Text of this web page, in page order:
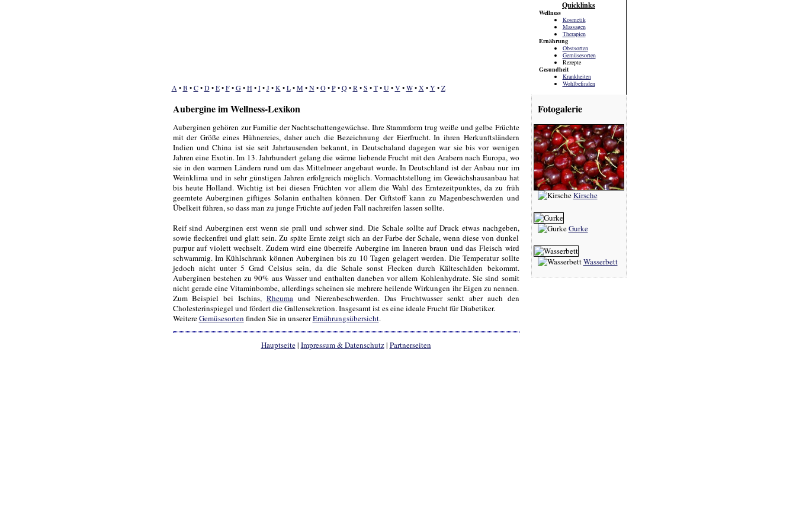
Fotogalerie
Kirsche
Gurke
Wasserbett
Aubergine im Wellness-Lexikon
Auberginen gehören zur Familie der Nachtschattengewächse. Ihre Stammform trug weiße und gelbe Früchte
mit der Größe eines Hühnereies, daher auch die Bezeichnung der Eierfrucht. In ihren Herkunftsländern
Indien und China ist sie seit Jahrtausenden bekannt, in Deutschaland dagegen war sie bis vor wenigen
Jahren eine Exotin. Im 13. Jahrhundert gelang die wärme liebende Frucht mit den Arabern nach Europa, wo
sie in den warmen Ländern rund um das Mittelmeer angebaut wurde. In Deutschland ist der Anbau nur im
Weinklima und in sehr günstigen Jahren erfolgreich möglich. Vormachtstellung im Gewächshausanbau hat
bis heute Holland. Wichtig ist bei diesen Früchten vor allem die Wahl des Erntezeitpunktes, da zu früh
geerntete Auberginen giftiges Solanin enthalten können. Der Giftstoff kann zu Magenbeschwerden und
Übelkeit führen, so dass man zu junge Früchte auf jeden Fall nachreifen lassen sollte.
Reif sind Auberginen erst wenn sie prall und schwer sind. Die Schale sollte auf Druck etwas nachgeben,
sowie fleckenfrei und glatt sein. Zu späte Ernte zeigt sich an der Farbe der Schale, wenn diese von dunkel
purpur auf violett wechselt. Zudem wird eine überreife Aubergine im Inneren braun und das Fleisch wird
schwammig. Im Kühlschrank können Auberginen bis zu 10 Tagen gelagert werden. Die Temperatur sollte
jedoch nicht unter 5 Grad Celsius sein, da die Schale sonst Flecken durch Kälteschäden bekommt.
Auberginen bestehen zu 90% aus Wasser und enthalten daneben vor allem Kohlenhydrate. Sie sind somit
nicht gerade eine Vitaminbombe, allerdings scheinen sie mehrere heilende Wirkungen ihr Eigen zu nennen.
Zum Beispiel bei Ischias,Rheuma und Nierenbeschwerden. Das Fruchtwasser senkt aber auch den
Cholesterinspiegel und fördert die Gallensekretion. Insgesamt ist es eine ideale Frucht für Diabetiker.
WeitereGemüsesorten finden Sie in unsererErnährungsübersicht.
Hauptseite| Impressum & Datenschutz| Partnerseiten
A •B •C•D•E•F•G•H•I•J•K •L•M•N•O•P•Q•R •S •T•U•V•W•X •Y•Z
Quicklinks
Wellness
Kosmetik
Massagen
Therapien
Ernährung
Obstsorten
Gemüsesorten
Rezepte
Gesundheit
Krankheiten
Wohlbefinden